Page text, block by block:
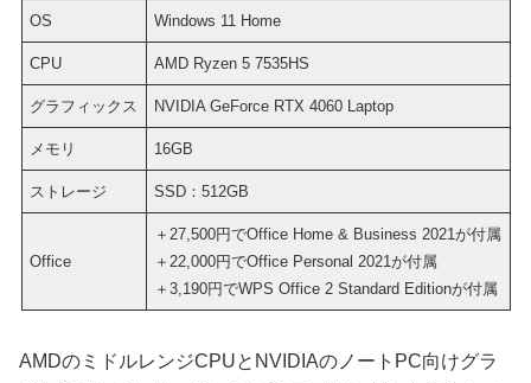
OS Windows 11 Home
CPU AMD Ryzen 5 7535HS
グラフィックス NVIDIA GeForce RTX 4060 Laptop
メモリ 16GB
ストレージ SSD：512GB
Office
＋27,500円でOffice Home & Business 2021が付属
＋22,000円でOffice Personal 2021が付属
＋3,190円でWPS Office 2 Standard Editionが付属
AMDのミドルレンジCPUとNVIDIAのノートPC向けグラ